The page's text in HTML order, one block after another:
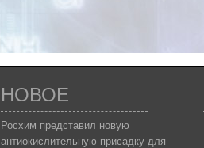
НОВОЕ
Росхим представил новую
антиокислительную присадку для